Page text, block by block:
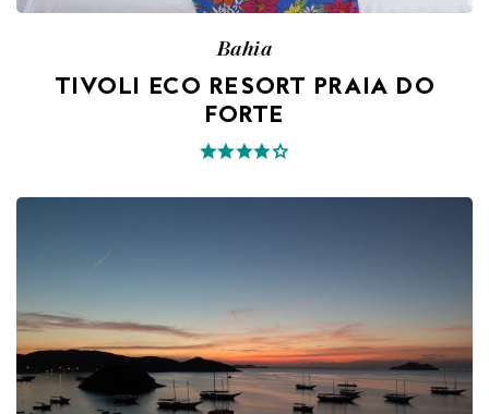
Bahia
TIVOLI ECO RESORT PRAIA DO
FORTE